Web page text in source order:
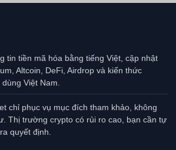
tin tiền mã hóa bằng tiếng Việt, cập nhật
Altcoin, DeFi, Airdrop và kiến thức
Việt Nam.
chỉ phục vụ mục đích tham khảo, không
Thị trường crypto có rủi ro cao, bạn cần tự
quyết định.